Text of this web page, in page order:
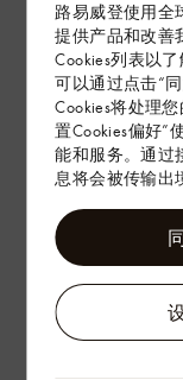
路易威登使用全
提供产品和改善
Cookies列表以
可以通过点击“
Cookies将处理
置Cookies偏好”
能和服务。通过
息将会被传输出